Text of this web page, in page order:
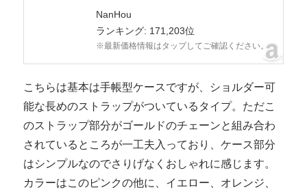
NanHou
ランキング: 171,203位
※最新価格情報はタップしてご確認ください。
こちらは基本は手帳型ケースですが、ショルダー可
能な長めのストラップがついているタイプ。ただこ
のストラップ部分がゴールドのチェーンと組み合わ
されているところが一工夫入っており、ケース部分
はシンプルなのでさりげなくおしゃれに感じます。
カラーはこのピンクの他に、イエロー、オレンジ、